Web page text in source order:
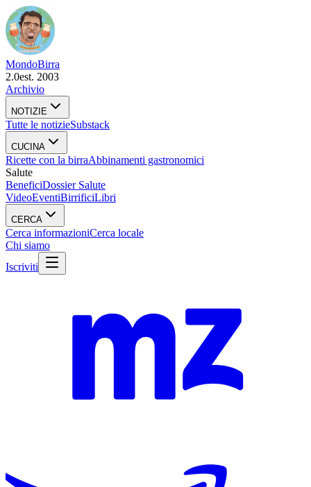
MondoBirra
2.0est. 2003
Archivio
NOTIZIE
Tutte le notizieSubstack
CUCINA
Ricette con la birraAbbinamenti gastronomici
Salute
BeneficiDossier Salute
VideoEventiBirrificiLibri
CERCA
Cerca informazioniCerca locale
Chi siamo
Iscriviti